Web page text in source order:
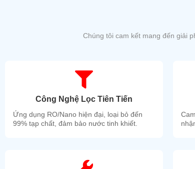
Chúng tôi cam kết mang đến giải
Công Nghệ Lọc Tiên Tiến
Ứng dụng RO/Nano hiện đại, loại bỏ đến
99% tạp chất, đảm bảo nước tinh khiết.